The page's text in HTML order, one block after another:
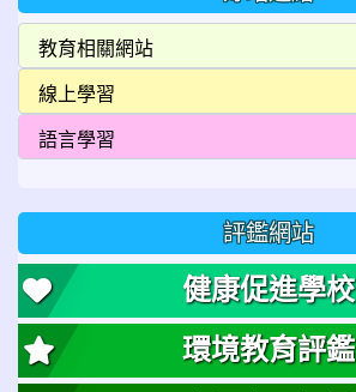
評鑑網站
健康促進學校
環境教育評鑑